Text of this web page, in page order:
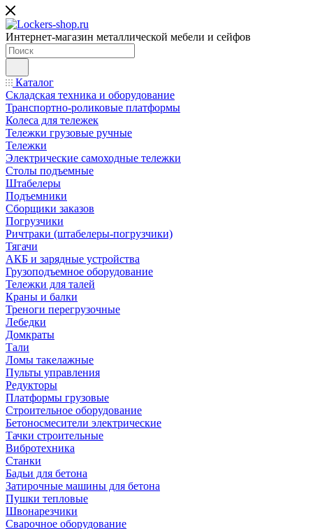
Интернет-магазин металлической мебели и сейфов
Каталог
Складская техника и оборудование
Транспортно-роликовые платформы
Колеса для тележек
Тележки грузовые ручные
Тележки
Электрические самоходные тележки
Столы подъемные
Штабелеры
Подъемники
Сборщики заказов
Погрузчики
Ричтраки (штабелеры-погрузчики)
Тягачи
АКБ и зарядные устройства
Грузоподъемное оборудование
Тележки для талей
Краны и балки
Треноги перегрузочные
Лебедки
Домкраты
Тали
Ломы такелажные
Пульты управления
Редукторы
Платформы грузовые
Строительное оборудование
Бетоносмесители электрические
Тачки строительные
Вибротехника
Станки
Бадьи для бетона
Затирочные машины для бетона
Пушки тепловые
Швонарезчики
Сварочное оборудование